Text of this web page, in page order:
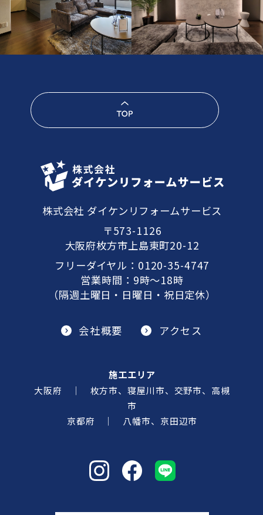
株式会社 ダイケンリフォームサービス
〒573-1126
大阪府枚方市上島東町20-12
フリーダイヤル： 0120-35-4747
営業時間：9時～18時
（隔週土曜日・日曜日・祝日定休）
会社概要 アクセス
施工エリア
大阪府 ｜ 枚方市、寝屋川市、交野市、高槻
市
京都府 ｜ 八幡市、京田辺市